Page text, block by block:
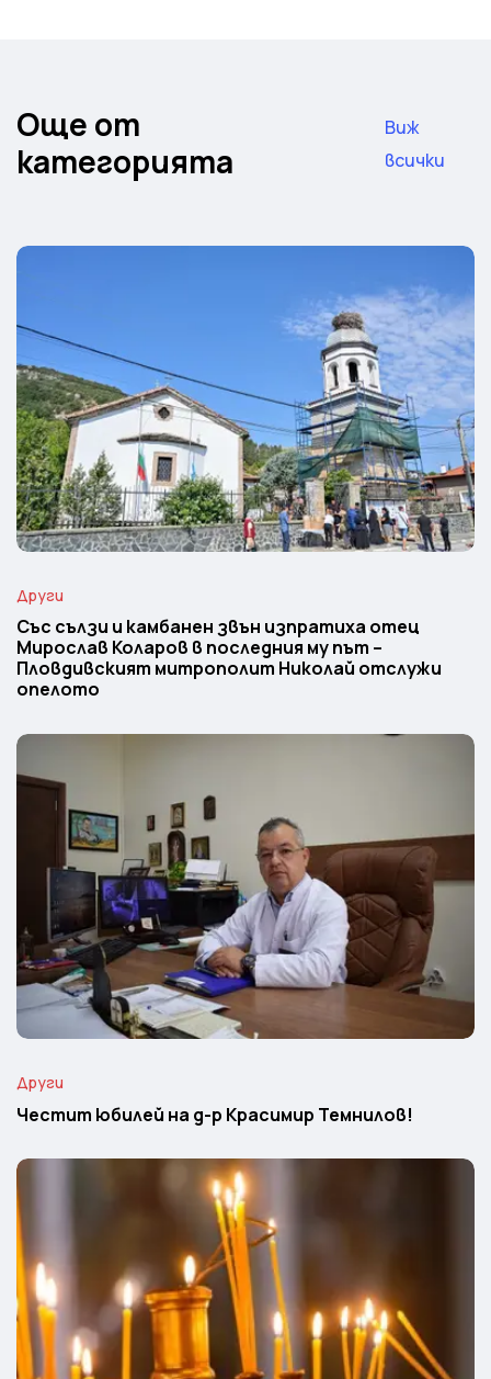
Още от
категорията
Виж
всички
Други
Със сълзи и камбанен звън изпратиха отец
Мирослав Коларов в последния му път –
Пловдивският митрополит Николай отслужи
опелото
Други
Честит юбилей на д-р Красимир Темнилов!